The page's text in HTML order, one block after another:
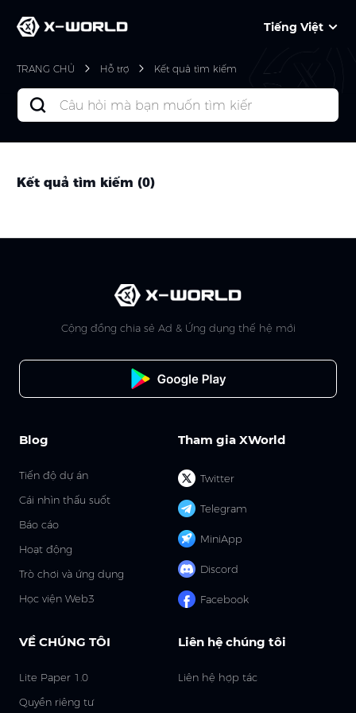
Tiếng Việt
TRANG CHỦ Hỗ trợ Kết quả tìm kiếm
Kết quả tìm kiếm (0)
Cộng đồng chia sẻ Ad & Ứng dụng thế hệ mới
Tham gia XWorld
Twitter
Telegram
MiniApp
Discord
Facebook
Blog
Tiến độ dự án
Cái nhìn thấu suốt
Báo cáo
Hoạt động
Trò chơi và ứng dụng
Học viện Web3
VỀ CHÚNG TÔI
Lite Paper 1.0
Quyền riêng tư
Liên hệ chúng tôi
Liên hệ hợp tác